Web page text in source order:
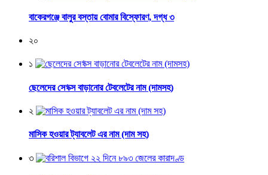
বাকেরগঞ্জে বালুর বস্তায় বোমার বিস্ফোরণ, দগ্ধ ৩
২০
১
ছেলেদের সে*ক্স বাড়ানোর টেবলেটের নাম (দামসহ)
২
মাসিক হওয়ার ট্যাবলেট এর নাম (দাম সহ)
৩